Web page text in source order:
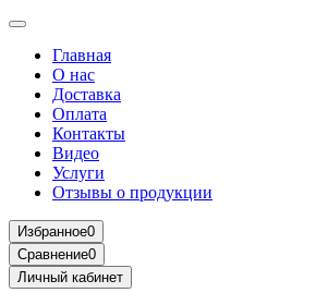
Главная
О нас
Доставка
Оплата
Контакты
Видео
Услуги
Отзывы о продукции
Избранное0
Сравнение0
Личный кабинет